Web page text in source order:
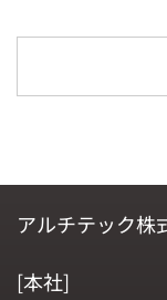
アルチテック株
[本社]